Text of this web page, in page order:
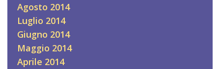
Agosto 2014
Luglio 2014
Giugno 2014
Maggio 2014
Aprile 2014